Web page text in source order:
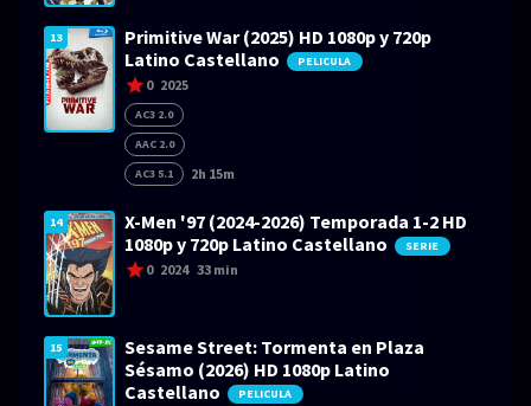
13
Primitive War (2025) HD 1080p y 720p
Latino Castellano
PELICULA
0 2025
AC3 2.0
AAC 2.0
AC3 5.1
2h 15m
14
X-Men '97 (2024-2026) Temporada 1-2 HD
1080p y 720p Latino Castellano
SERIE
0 2024 33 min
15
Sesame Street: Tormenta en Plaza
Sésamo (2026) HD 1080p Latino
Castellano
PELICULA